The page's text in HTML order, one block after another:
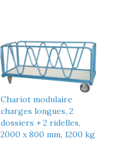
Chariot modulaire
charges longues, 2
dossiers + 2 ridelles,
2000 x 800 mm, 1200 kg